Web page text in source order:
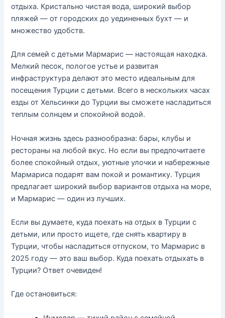
отдыха. Кристально чистая вода, широкий выбор
пляжей — от городских до уединенных бухт — и
множество удобств.
Для семей с детьми Мармарис — настоящая находка.
Мелкий песок, пологое устье и развитая
инфраструктура делают это место идеальным для
посещения Турции с детьми. Всего в нескольких часах
езды от Хельсинки до Турции вы сможете насладиться
теплым солнцем и спокойной водой.
Ночная жизнь здесь разнообразна: бары, клубы и
рестораны на любой вкус. Но если вы предпочитаете
более спокойный отдых, уютные улочки и набережные
Мармариса подарят вам покой и романтику. Турция
предлагает широкий выбор вариантов отдыха на море,
и Мармарис — один из лучших.
Если вы думаете, куда поехать на отдых в Турции с
детьми, или просто ищете, где снять квартиру в
Турции, чтобы насладиться отпуском, то Мармарис в
2025 году — это ваш выбор. Куда поехать отдыхать в
Турции? Ответ очевиден!
Где остановиться: